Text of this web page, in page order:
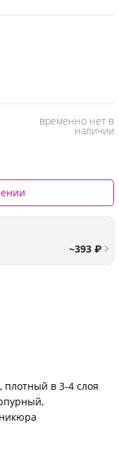
временно нет в
наличии
~393 ₽
плотный в 3-4 слоя